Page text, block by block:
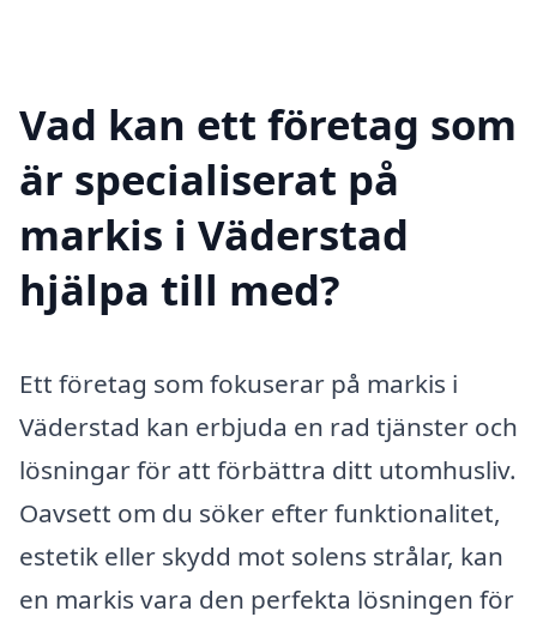
Vad kan ett företag som
är specialiserat på
markis i Väderstad
hjälpa till med?
Ett företag som fokuserar på markis i
Väderstad kan erbjuda en rad tjänster och
lösningar för att förbättra ditt utomhusliv.
Oavsett om du söker efter funktionalitet,
estetik eller skydd mot solens strålar, kan
en markis vara den perfekta lösningen för